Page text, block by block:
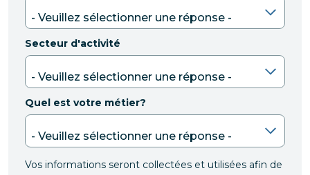
Secteur d'activité
Quel est votre métier?
Vos informations seront collectées et utilisées afin de